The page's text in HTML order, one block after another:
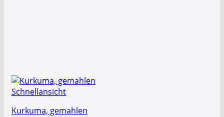
Schnellansicht
Kurkuma, gemahlen